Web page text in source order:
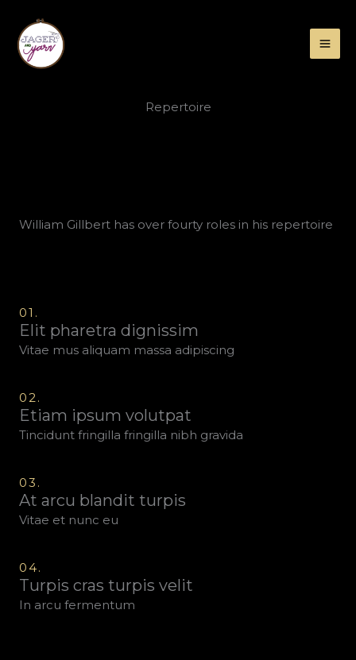
content
Repertoire
William Gillbert has over fourty roles in his repertoire
01.
Elit pharetra dignissim
Vitae mus aliquam massa adipiscing
02.
Etiam ipsum volutpat
Tincidunt fringilla fringilla nibh gravida
03.
At arcu blandit turpis
Vitae et nunc eu
04.
Turpis cras turpis velit
In arcu fermentum